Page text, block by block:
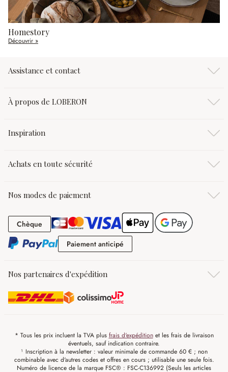
Homestory
Découvrir »
Assistance et contact
À propos de LOBERON
Inspiration
Achats en toute sécurité
Nos modes de paiement
Chèque Chèque
Paiement anticipé
Nos partenaires d'expédition
* Tous les prix incluent la TVA plus frais d'expéditionet les frais de livraison
éventuels, sauf indication contraire.
¹ Inscription à la newsletter : valeur minimale de commande 60 € ; non
combinable avec d'autres codes et offres en cours ; utilisable une seule fois.
Numéro de licence de la marque FSC® : FSC-C136992 (Seuls les articles